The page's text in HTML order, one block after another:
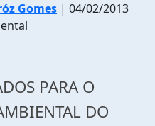
Gomes | 04/02/2013
PARA O
DO